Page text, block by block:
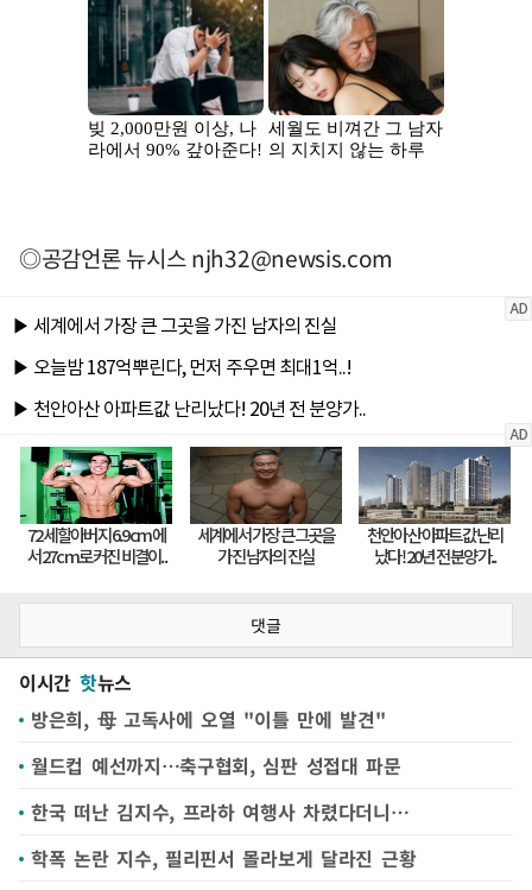
◎공감언론 뉴시스njh32@newsis.com
댓글
이시간 핫뉴스
방은희, 母 고독사에 오열 "이틀 만에 발견"
월드컵 예선까지…축구협회, 심판 성접대 파문
한국 떠난 김지수, 프라하 여행사 차렸다더니…
학폭 논란 지수, 필리핀서 몰라보게 달라진 근황